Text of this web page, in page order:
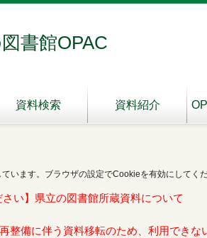
書館OPAC
資料検索 資料紹介
います。ブラウザの設定でCookieを有効にしてく
さい】県立の図書館所蔵資料について
整備に伴う資料移転のため、利用できな